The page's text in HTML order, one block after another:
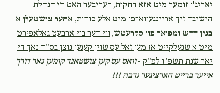
יאריג'ן זומער מיט אזא דחקות, דעריבער האט די הנהלת
הישיבה זיך אריינגעווארפן מיט אלע כוחות, אהער צושטעלן א
בנין חדש ומפואר פון סקרעטש, ווי דער בוי ארבעט גאלאפירט
מיט א שנעלקייט אז מען זאל עס שוין קענען נוצן בס''ד נאך די
יאר שנת תשפ''ו לפ''ק -וואס עס קען צושטאנד קומען נאר דורך
אייער ברייט הארציגער נדבה !!!